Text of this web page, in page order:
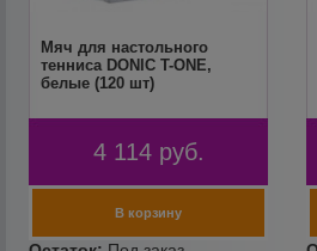
Мяч для настольного
тенниса DONIC T-ONE,
белые (120 шт)
4 114 руб.